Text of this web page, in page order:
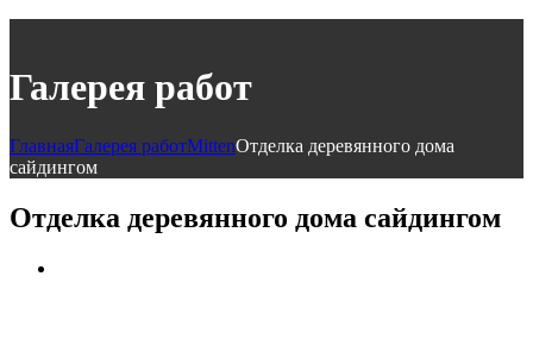
Галерея работ
ГлавнаяГалерея работMittenОтделка деревянного дома
сайдингом
Отделка деревянного дома сайдингом